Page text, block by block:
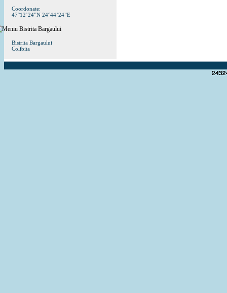
Coordonate:
47°12’24”N 24°44’24”E
Bistrita Bargaului
Colibita